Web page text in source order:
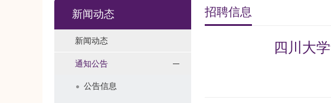
新闻动态
新闻动态
通知公告
公告信息
招聘信息
四川大